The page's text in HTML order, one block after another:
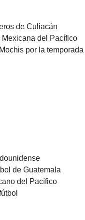
de Culiacán
del Pacífico
por la temporada
de Guatemala
del Pacífico